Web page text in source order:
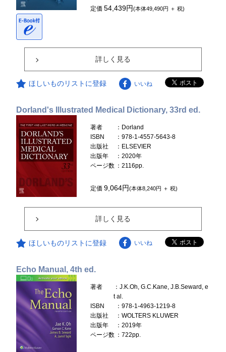
定価54,439円(本体49,490円 ＋ 税)
詳しく見る
ほしいものリストに登録 いいね
Dorland's Illustrated Medical Dictionary, 33rd ed.
著者
：Dorland
ISBN
：978-1-4557-5643-8
出版社
：ELSEVIER
出版年
：2020年
ページ数 ：2116pp.
定価9,064円(本体8,240円 ＋ 税)
詳しく見る
ほしいものリストに登録 いいね
Echo Manual, 4th ed.
著者
：J.K.Oh, G.C.Kane, J.B.Seward, e
t al.
ISBN
：978-1-4963-1219-8
出版社
：WOLTERS KLUWER
出版年
：2019年
ページ数 ：722pp.